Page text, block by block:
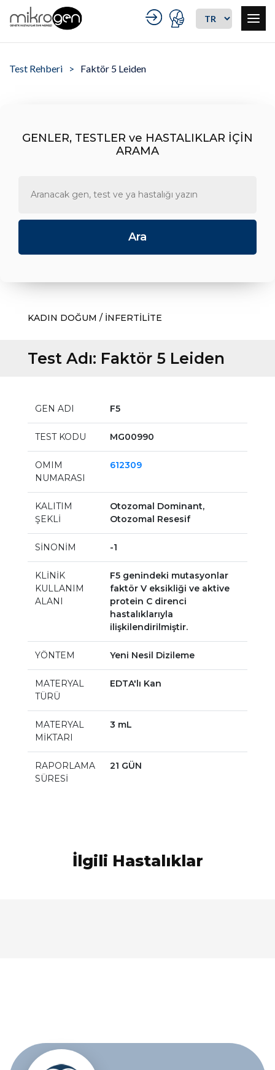
Test Rehberi Faktör 5 Leiden
GENLER, TESTLER ve HASTALIKLAR İÇİN
ARAMA
KADIN DOĞUM / İNFERTİLİTE
Test Adı: Faktör 5 Leiden
GEN ADI F5
TEST KODU MG00990
OMIM
NUMARASI
612309
KALITIM
ŞEKLİ
Otozomal Dominant,
Otozomal Resesif
SİNONİM -1
KLİNİK
KULLANIM
ALANI
F5 genindeki mutasyonlar
faktör V eksikliği ve aktive
protein C direnci
hastalıklarıyla
ilişkilendirilmiştir.
YÖNTEM Yeni Nesil Dizileme
MATERYAL
TÜRÜ
EDTA'lı Kan
MATERYAL
MİKTARI
3 mL
RAPORLAMA
SÜRESİ
21 GÜN
İlgili Hastalıklar